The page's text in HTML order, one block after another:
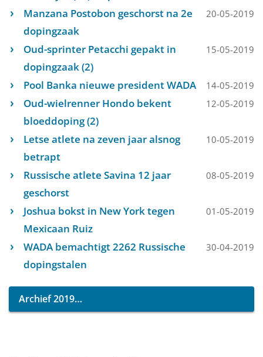
Manzana Postobon geschorst na 2e
dopingzaak
20-05-2019
Oud-sprinter Petacchi gepakt in
dopingzaak (2)
15-05-2019
Pool Banka nieuwe president WADA 14-05-2019
Oud-wielrenner Hondo bekent
bloeddoping (2)
12-05-2019
Letse atlete na zeven jaar alsnog
betrapt
10-05-2019
Russische atlete Savina 12 jaar
geschorst
08-05-2019
Joshua bokst in New York tegen
Mexicaan Ruiz
01-05-2019
WADA bemachtigt 2262 Russische
dopingstalen
30-04-2019
Archief 2019